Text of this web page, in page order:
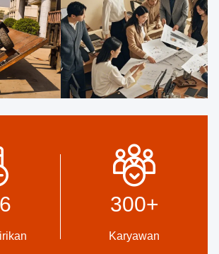
300+
Karyawan